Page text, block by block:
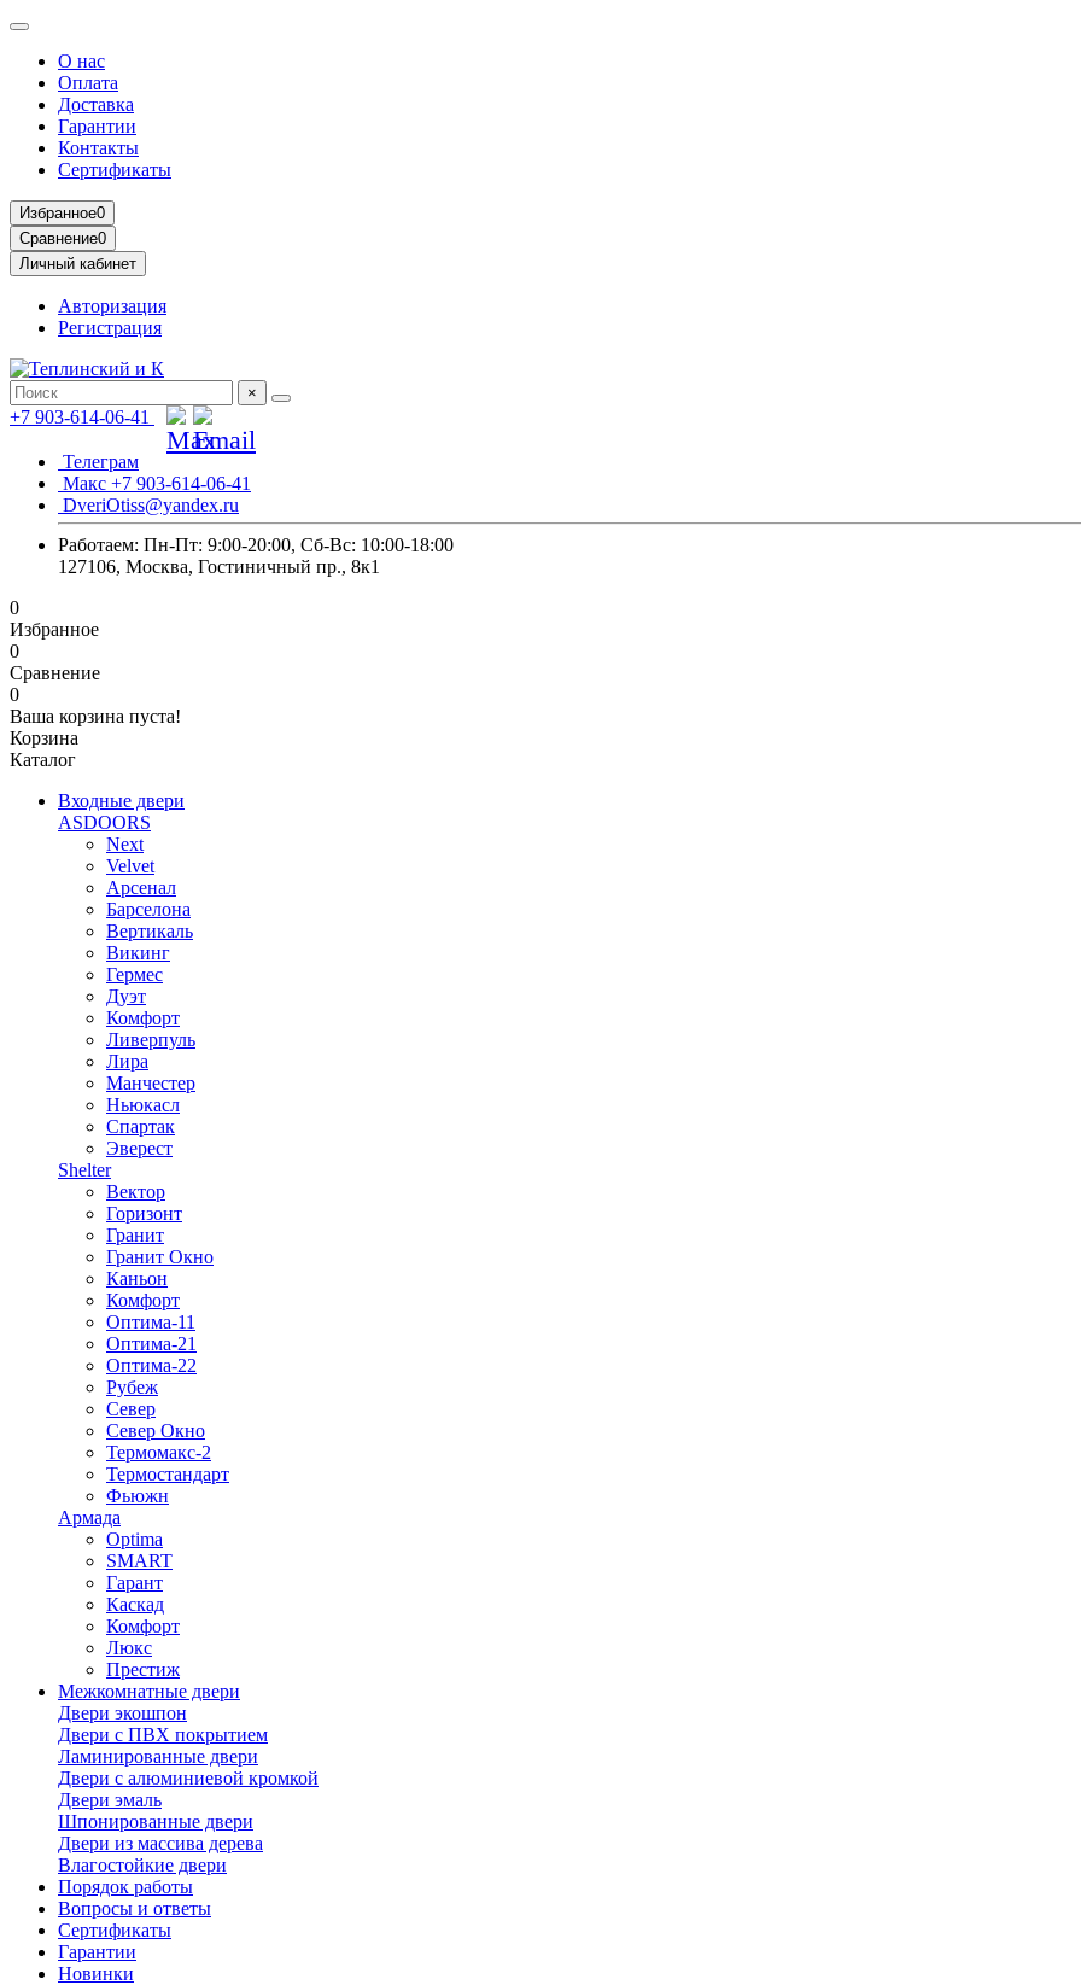
О нас
Оплата
Доставка
Гарантии
Контакты
Сертификаты
Избранное0
Сравнение0
Личный кабинет
Авторизация
Регистрация
×
+7 903-614-06-41
Телеграм
Макс +7 903-614-06-41
DveriOtiss@yandex.ru
Работаем: Пн-Пт: 9:00-20:00, Сб-Вс: 10:00-18:00
127106, Москва, Гостиничный пр., 8к1
0
Избранное
0
Сравнение
0
Ваша корзина пуста!
Корзина
Каталог
Входные двери
ASDOORS
Next
Velvet
Арсенал
Барселона
Вертикаль
Викинг
Гермес
Дуэт
Комфорт
Ливерпуль
Лира
Манчестер
Ньюкасл
Спартак
Эверест
Shelter
Вектор
Горизонт
Гранит
Гранит Окно
Каньон
Комфорт
Оптима-11
Оптима-21
Оптима-22
Рубеж
Север
Север Окно
Термомакс-2
Термостандарт
Фьюжн
Армада
Optima
SMART
Гарант
Каскад
Комфорт
Люкс
Престиж
Межкомнатные двери
Двери экошпон
Двери с ПВХ покрытием
Ламинированные двери
Двери с алюминиевой кромкой
Двери эмаль
Шпонированные двери
Двери из массива дерева
Влагостойкие двери
Порядок работы
Вопросы и ответы
Сертификаты
Гарантии
Новинки